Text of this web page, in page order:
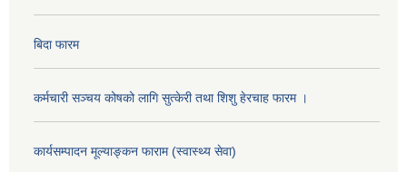
बिदा फारम
कर्मचारी सञ्चय कोषको लागि सुत्केरी तथा शिशु हेरचाह फारम ।
कार्यसम्पादन मूल्याङ्कन फाराम (स्वास्थ्य सेवा)